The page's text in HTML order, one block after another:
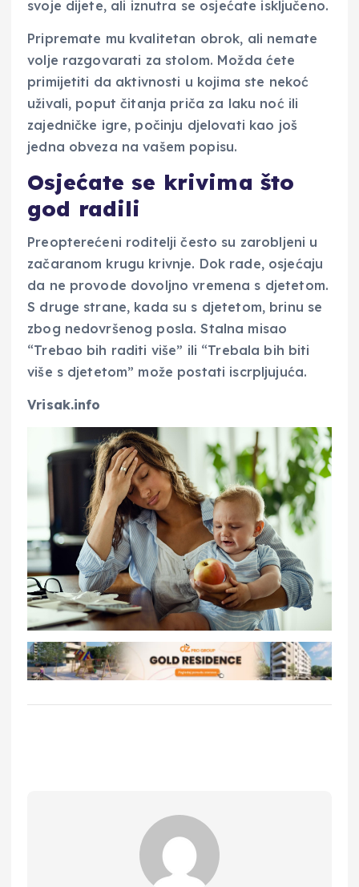
svoje dijete, ali iznutra se osjećate isključeno.
Pripremate mu kvalitetan obrok, ali nemate
volje razgovarati za stolom. Možda ćete
primijetiti da aktivnosti u kojima ste nekoć
uživali, poput čitanja priča za laku noć ili
zajedničke igre, počinju djelovati kao još
jedna obveza na vašem popisu.
Osjećate se krivima što
god radili
Preopterećeni roditelji često su zarobljeni u
začaranom krugu krivnje. Dok rade, osjećaju
da ne provode dovoljno vremena s djetetom.
S druge strane, kada su s djetetom, brinu se
zbog nedovršenog posla. Stalna misao
“Trebao bih raditi više” ili “Trebala bih biti
više s djetetom” može postati iscrpljujuća.
Vrisak.info